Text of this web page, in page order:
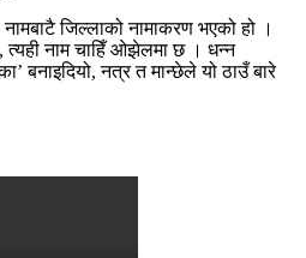
नामबाटै जिल्लाको नामाकरण भएको हो ।
त्यही नाम चाहिँ ओझेलमा छ । धन्न
बनाइदियो, नत्र त मान्छेले यो ठाउँ बारे